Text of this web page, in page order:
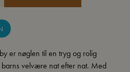
er nøglen til en tryg og rolig
velvære nat efter nat. Med